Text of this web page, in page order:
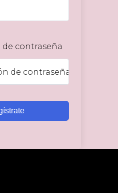
contraseña